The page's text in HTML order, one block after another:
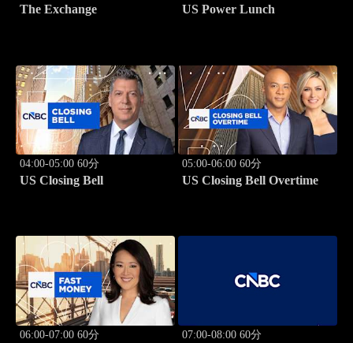
The Exchange US Power Lunch
04:00-05:00 60分
US Closing Bell
05:00-06:00 60分
US Closing Bell Overtime
06:00-07:00 60分 07:00-08:00 60分